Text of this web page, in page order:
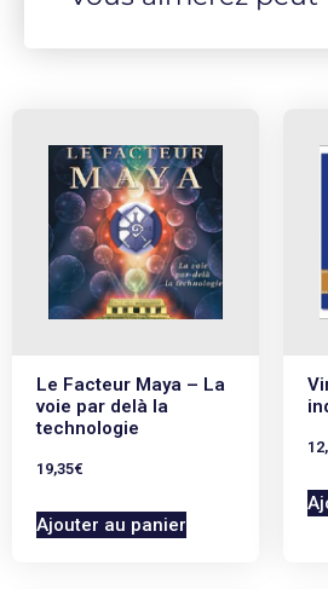
Le Facteur Maya – La
voie par delà la
technologie
19,35€
Ajouter au panier